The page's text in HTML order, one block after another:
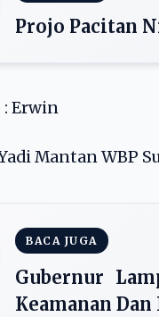
Projo Pacitan
: Erwin
Mantan WBP
BACA JUGA
Gubernur
Keamanan